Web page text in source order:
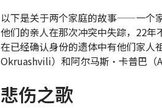
以下是关于两个家庭的故事——一个
他们的亲人在那次冲突中失踪，22年
在已经确认身份的遗体中有他们家
Okruashvili）和阿尔马斯·卡普巴（
悲伤之歌